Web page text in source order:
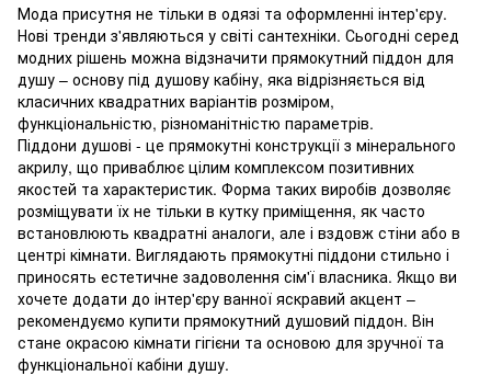
Мода присутня не тільки в одязі та оформленні інтер'єру.
Нові тренди з'являються у світі сантехніки. Сьогодні серед
модних рішень можна відзначити прямокутний піддон для
душу – основу під душову кабіну, яка відрізняється від
класичних квадратних варіантів розміром,
функціональністю, різноманітністю параметрів.
Піддони душові - це прямокутні конструкції з мінерального
акрилу, що приваблює цілим комплексом позитивних
якостей та характеристик. Форма таких виробів дозволяє
розміщувати їх не тільки в кутку приміщення, як часто
встановлюють квадратні аналоги, але і вздовж стіни або в
центрі кімнати. Виглядають прямокутні піддони стильно і
приносять естетичне задоволення сім'ї власника. Якщо ви
хочете додати до інтер'єру ванної яскравий акцент –
рекомендуємо купити прямокутний душовий піддон. Він
стане окрасою кімнати гігієни та основою для зручної та
функціональної кабіни душу.